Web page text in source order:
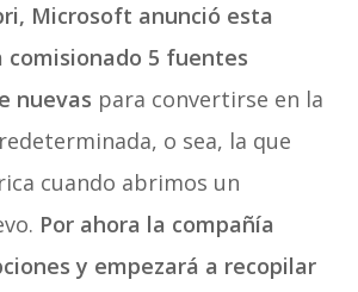
Microsoft anunció esta
comisionado 5 fuentes
nuevas para convertirse en la
o sea, la que
cuando abrimos un
Por ahora la compañía
y empezará a recopilar